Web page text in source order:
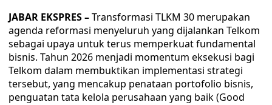
JABAR EKSPRES –Transformasi TLKM 30 merupakan
agenda reformasi menyeluruh yang dijalankan Telkom
sebagai upaya untuk terus memperkuat fundamental
bisnis. Tahun 2026 menjadi momentum eksekusi bagi
Telkom dalam membuktikan implementasi strategi
tersebut, yang mencakup penataan portofolio bisnis,
penguatan tata kelola perusahaan yang baik (Good